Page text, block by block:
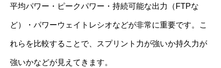
平均パワー・ピークパワー・持続可能な出力（FTPな
ど）・パワーウェイトレシオなどが非常に重要です。こ
れらを比較することで、スプリント力が強いか持久力が
強いかなどが見えてきます。